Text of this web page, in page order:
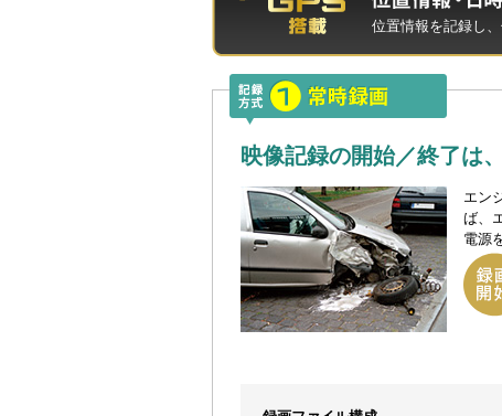
位置情報を記録し
映像記録の開始／終了は
エン
ば、
電源